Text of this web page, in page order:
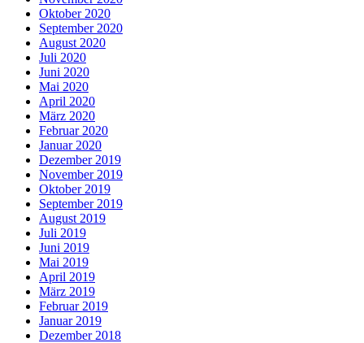
Oktober 2020
September 2020
August 2020
Juli 2020
Juni 2020
Mai 2020
April 2020
März 2020
Februar 2020
Januar 2020
Dezember 2019
November 2019
Oktober 2019
September 2019
August 2019
Juli 2019
Juni 2019
Mai 2019
April 2019
März 2019
Februar 2019
Januar 2019
Dezember 2018